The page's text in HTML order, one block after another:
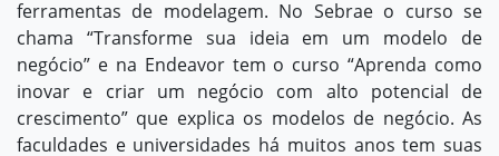
ferramentas de modelagem. No Sebrae o curso se
chama “Transforme sua ideia em um modelo de
negócio” e na Endeavor tem o curso “Aprenda como
inovar e criar um negócio com alto potencial de
crescimento” que explica os modelos de negócio. As
faculdades e universidades há muitos anos tem suas